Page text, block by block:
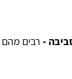
- רבים מהם